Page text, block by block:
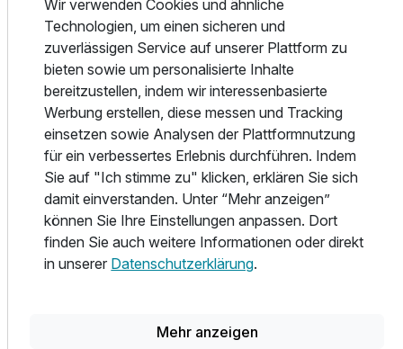
Doppelzimmer Premium Komfort
2 Erwachsene
Ausstattung
Für 3 Tage p.P. ab187,50 €
Lage & Umgebung
Wir verwenden Cookies und ähnliche
Technologien, um einen sicheren und
zuverlässigen Service auf unserer Plattform zu
bieten sowie um personalisierte Inhalte
bereitzustellen, indem wir interessenbasierte
Werbung erstellen, diese messen und Tracking
einsetzen sowie Analysen der Plattformnutzung
für ein verbessertes Erlebnis durchführen. Indem
Sie auf "Ich stimme zu" klicken, erklären Sie sich
damit einverstanden. Unter “Mehr anzeigen”
können Sie Ihre Einstellungen anpassen. Dort
finden Sie auch weitere Informationen oder direkt
in unserer Datenschutzerklärung.
Mehr anzeigen